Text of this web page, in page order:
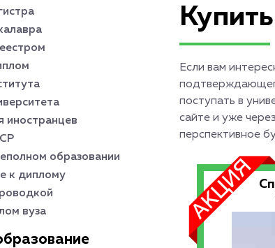
Если вам
поступать в
сайте и уже
перспективное
иностранцев
образовании
к диплому
вуза